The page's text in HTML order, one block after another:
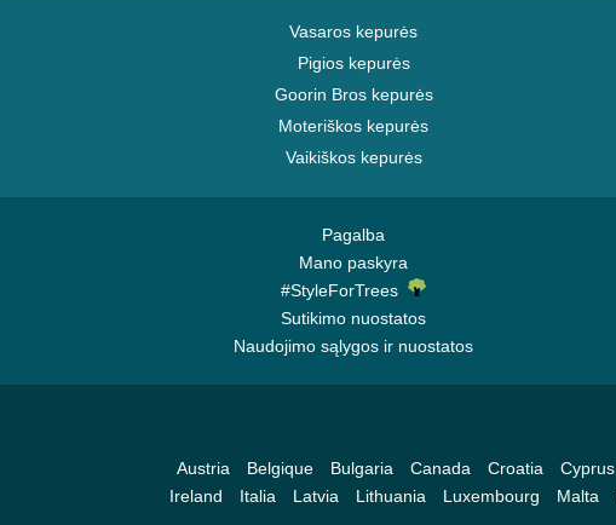
Vasaros kepurės
Pigios kepurės
Goorin Bros kepurės
Moteriškos kepurės
Vaikiškos kepurės
Pagalba
Mano paskyra
#StyleForTrees
Sutikimo nuostatos
Naudojimo sąlygos ir nuostatos
Austria Belgique Bulgaria Canada Croatia Cyprus
Ireland
Italia Latvia Lithuania Luxembourg Malta